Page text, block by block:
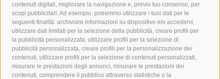
contenuti digitali, migliorare la navigazione e, previo tuo consenso, per
scopi pubblicitari. Ad esempio, potremmo utilizzare i tuoi dati per le
seguenti finalità: archiviare informazioni su dispositivo e/o accedervi,
utilizzare dati limitati per la selezione della pubblicità, creare profili per
la pubblicità personalizzata, utilizzare profili per la selezione di
pubblicità personalizzata, creare profili per la personalizzazione dei
contenuti, utilizzare profili per la selezione di contenuti personalizzati,
misurare le prestazioni degli annunci, misurare le prestazioni dei
contenuti, comprendere il pubblico attraverso statistiche o la
acqua allerta meteo
anas
area marina protetta di punta campanella
arresto
Asl Napoli 3 sud
capitaneria di porto capri
carabinieri
castellammare di stabia
circumvesuviana
comune di sorrento
concerto
contagi